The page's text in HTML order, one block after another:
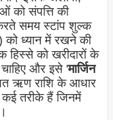
को संपत्ति की
समय स्टांप शुल्क
ध्यान में रखने की
को खरीदारों के
चाहिए और इसे 'मार्जिन
ऋण राशि के आधार
तरीके हैं जिनमें